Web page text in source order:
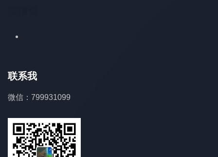
联系我
微信：799931099